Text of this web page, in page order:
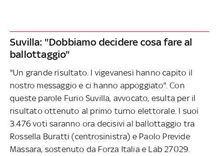
Suvilla: "Dobbiamo decidere cosa fare al
ballottaggio"
"Un grande risultato. I vigevanesi hanno capito il
nostro messaggio e ci hanno appoggiato". Con
queste parole Furio Suvilla, avvocato, esulta per il
risultato ottenuto al primo turno elettorale. I suoi
3.476 voti saranno ora decisivi al ballottaggio tra
Rossella Buratti (centrosinistra) e Paolo Previde
Massara, sostenuto da Forza Italia e Lab 27029.